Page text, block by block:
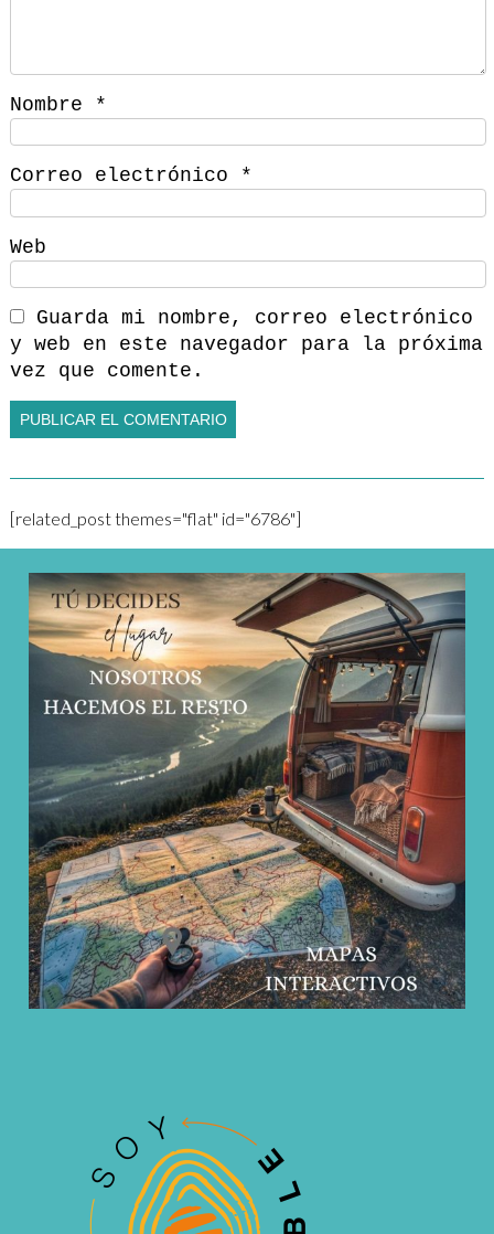
Nombre *
Correo electrónico *
Web
Guarda mi nombre, correo electrónico
y web en este navegador para la próxima
vez que comente.
[related_post themes="flat" id="6786"]